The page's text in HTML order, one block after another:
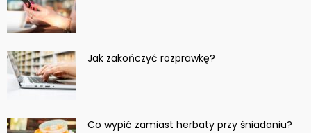
Jak zakończyć rozprawkę?
Co wypić zamiast herbaty przy śniadaniu?